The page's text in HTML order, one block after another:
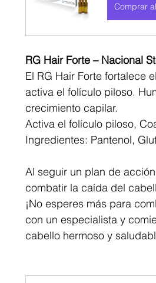
Comprar
RG Hair Forte – Nacional
El RG Hair Forte fortalece
activa el folículo piloso.
crecimiento capilar.
Activa el folículo piloso,
Ingredientes: Pantenol,
Al seguir un plan de
combatir la caída del
¡No esperes más para
con un especialista y
cabello hermoso y